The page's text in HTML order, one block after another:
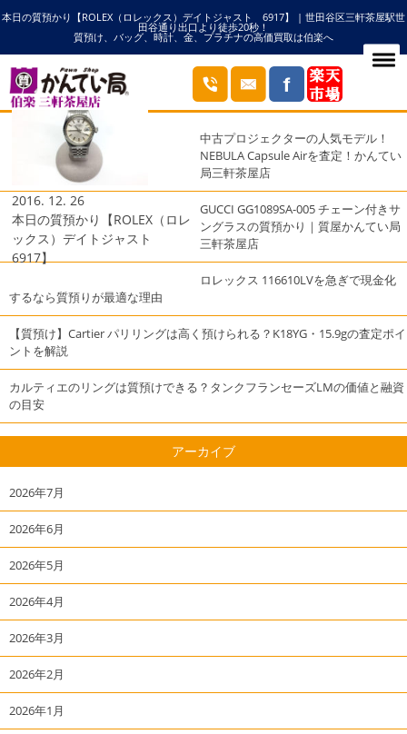
本日の質預かり【ROLEX（ロレックス）デイトジャスト 6917】 | 世田谷区三軒茶屋駅世
田谷通り出口より徒歩20秒！
質預け、バッグ、時計、金、プラチナの高価買取は伯楽へ
HOME 6917の記事一覧
ブログ
2016. 12. 26
本日の質預かり【ROLEX（ロレ
ックス）デイトジャスト
6917】
最近の投稿
中古プロジェクターの人気モデル！
NEBULA Capsule Airを査定！かんてい
局三軒茶屋店
GUCCI GG1089SA-005 チェーン付きサ
ングラスの質預かり｜質屋かんてい局
三軒茶屋店
ロレックス 116610LVを急ぎで現金化
するなら質預りが最適な理由
【質預け】Cartier パリリングは高く預けられる？K18YG・15.9gの査定ポイ
ントを解説
カルティエのリングは質預けできる？タンクフランセーズLMの価値と融資
の目安
アーカイブ
2026年7月
2026年6月
2026年5月
2026年4月
2026年3月
2026年2月
2026年1月